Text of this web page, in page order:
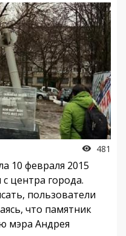
481
10 февраля 2015
центра города.
пользователи
что памятник
мэра Андрея